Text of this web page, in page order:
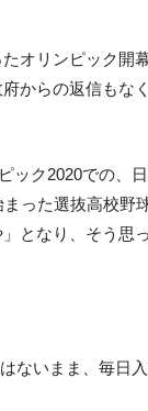
オリンピック開
からの返信もな
ック2020での、
った選抜高校野
となり、そう思
ないまま、毎日入